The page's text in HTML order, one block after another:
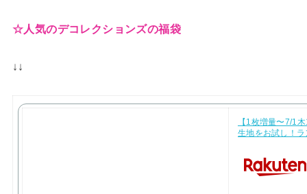
☆人気のデコレクションズの福袋
↓↓
【1枚増量〜7/1
生地をお試し！